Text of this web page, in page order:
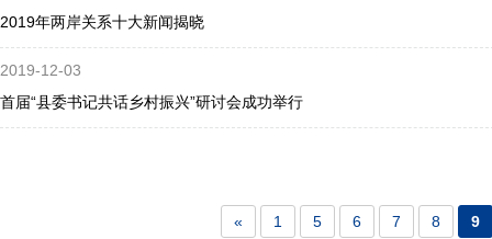
2019年两岸关系十大新闻揭晓
2019-12-03
首届“县委书记共话乡村振兴”研讨会成功举行
« 1 5 6 7 8 9